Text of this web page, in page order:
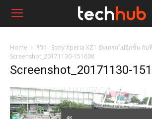
Home
รีวิว : Sony Xperia XZ1 อัพเกรดไปอีกขั้น กั
Screenshot_20171130-151608
Screenshot_20171130-